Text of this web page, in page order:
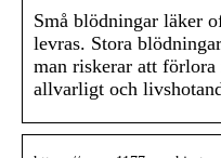
Små blödningar läker
levras. Stora
man riskerar att
allvarligt och